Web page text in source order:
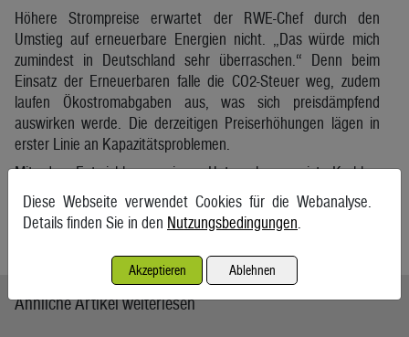
Höhere Strompreise erwartet der RWE-Chef durch den
Umstieg auf erneuerbare Energien nicht. „Das würde mich
zumindest in Deutschland sehr überraschen.“ Denn beim
Einsatz der Erneuerbaren falle die CO2-Steuer weg, zudem
laufen Ökostromabgaben aus, was sich preisdämpfend
auswirken werde. Die derzeitigen Preiserhöhungen lägen in
erster Linie an Kapazitätsproblemen.
Mit der Entwicklung seines Unternehmens ist Krebber
zufrieden. Das Betriebsergebnis werde 3 bis 3,5 Mrd. Euro
ausmachen, der Gewinn bei rund 1 Mrd. Euro liegen.
Ähnliche Artikel weiterlesen
Diese Webseite verwendet Cookies für die Webanalyse.
Details finden Sie in den Nutzungsbedingungen
Akzeptieren Ablehnen